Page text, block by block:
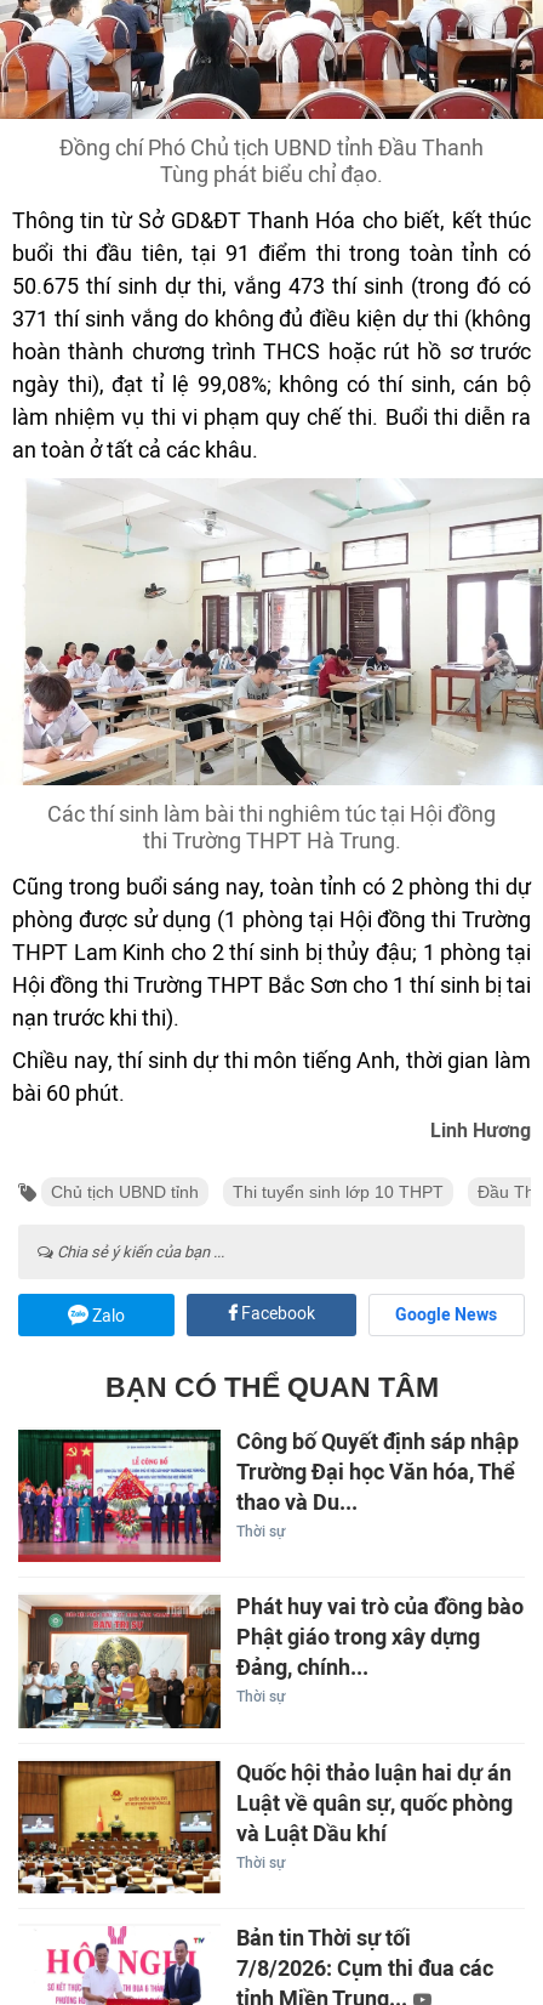
Đồng chí Phó Chủ tịch UBND tỉnh Đầu Thanh
Tùng phát biểu chỉ đạo.
Thông tin từ Sở GD&ĐT Thanh Hóa cho biết, kết thúc
buổi thi đầu tiên, tại 91 điểm thi trong toàn tỉnh có
50.675 thí sinh dự thi, vắng 473 thí sinh (trong đó có
371 thí sinh vắng do không đủ điều kiện dự thi (không
hoàn thành chương trình THCS hoặc rút hồ sơ trước
ngày thi), đạt tỉ lệ 99,08%; không có thí sinh, cán bộ
làm nhiệm vụ thi vi phạm quy chế thi. Buổi thi diễn ra
an toàn ở tất cả các khâu.
Các thí sinh làm bài thi nghiêm túc tại Hội đồng
thi Trường THPT Hà Trung.
Cũng trong buổi sáng nay, toàn tỉnh có 2 phòng thi dự
phòng được sử dụng (1 phòng tại Hội đồng thi Trường
THPT Lam Kinh cho 2 thí sinh bị thủy đậu; 1 phòng tại
Hội đồng thi Trường THPT Bắc Sơn cho 1 thí sinh bị tai
nạn trước khi thi).
Chiều nay, thí sinh dự thi môn tiếng Anh, thời gian làm
bài 60 phút.
Linh Hương
Chủ tịch UBND tỉnh Thi tuyển sinh lớp 10 THPT Đầu
Chia sẻ ý kiến của bạn ...
Zalo Facebook Google News
BẠN CÓ THỂ QUAN TÂM
Công bố Quyết định sáp nhập
Trường Đại học Văn hóa, Thể
thao và Du...
Thời sự
Phát huy vai trò của đồng bào
Phật giáo trong xây dựng
Đảng, chính...
Thời sự
Quốc hội thảo luận hai dự án
Luật về quân sự, quốc phòng
và Luật Dầu khí
Thời sự
Bản tin Thời sự tối
7/8/2026: Cụm thi đua các
tỉnh Miền Trung...